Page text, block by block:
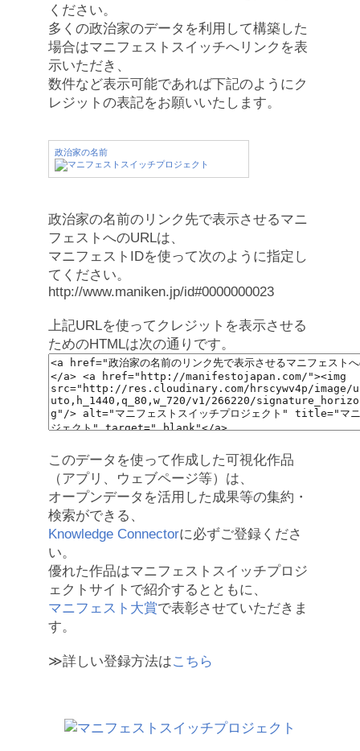
ください。
多くの政治家のデータを利用して構築した
場合はマニフェストスイッチへリンクを表
示いただき、
数件など表示可能であれば下記のようにク
レジットの表記をお願いいたします。
政治家の名前
政治家の名前のリンク先で表示させるマニ
フェストへのURLは、
マニフェストIDを使って次のように指定し
てください。
http://www.maniken.jp/id#0000000023
上記URLを使ってクレジットを表示させる
ためのHTMLは次の通りです。
このデータを使って作成した可視化作品
（アプリ、ウェブページ等）は、
オープンデータを活用した成果等の集約・
検索ができる、
Knowledge Connectorに必ずご登録くださ
い。
優れた作品はマニフェストスイッチプロジ
ェクトサイトで紹介するとともに、
マニフェスト大賞で表彰させていただきま
す。
≫詳しい登録方法はこちら